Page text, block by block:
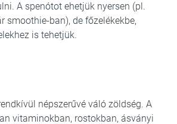
A spenótot ehetjük nyersen (pl.
smoothie-ban), de főzelékekbe,
is tehetjük.
népszerűvé váló zöldség. A
vitaminokban, rostokban, ásványi